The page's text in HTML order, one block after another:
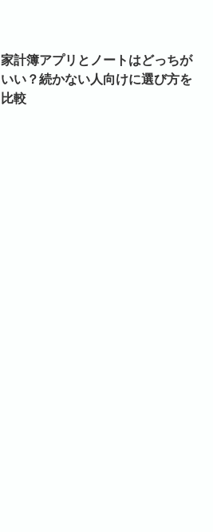
家計簿アプリとノートはどっちが
いい？続かない人向けに選び方を
比較